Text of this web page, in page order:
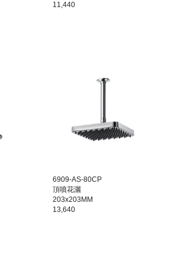
11,440
6909-AS-80CP
頂噴花灑
203x203MM
13,640